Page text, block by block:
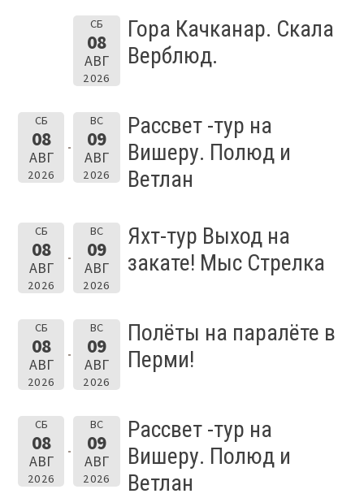
СБ
08
АВГ
2026
Гора Качканар. Скала
Верблюд.
СБ
08
АВГ
2026
ВС
09
АВГ
2026
Рассвет -тур на
Вишеру. Полюд и
Ветлан
СБ
08
АВГ
2026
ВС
09
АВГ
2026
Яхт-тур Выход на
закате! Мыс Стрелка
СБ
08
АВГ
2026
ВС
09
АВГ
2026
Полёты на паралёте в
Перми!
СБ
08
АВГ
2026
ВС
09
АВГ
2026
Рассвет -тур на
Вишеру. Полюд и
Ветлан